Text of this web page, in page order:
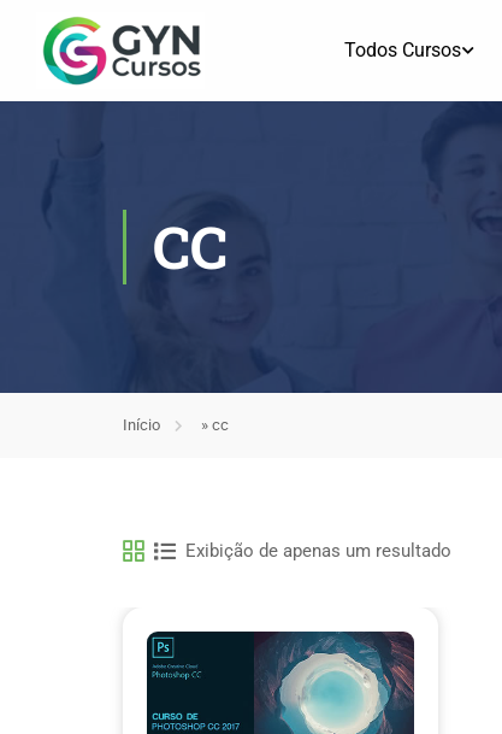
Todos Cursos
CC
Início » cc
Exibição de apenas um resultado